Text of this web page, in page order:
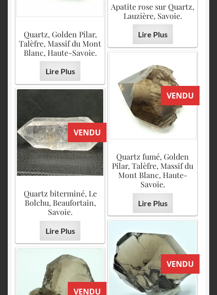
Apatite rose sur Quartz,
Lauzière, Savoie.
Lire Plus
Quartz, Golden Pilar,
Talèfre, Massif du Mont
Blanc, Haute-Savoie.
Lire Plus
VENDU
Quartz fumé, Golden
Pilar, Talèfre, Massif du
Mont Blanc, Haute-
Savoie.
Lire Plus
VENDU
Quartz biterminé, Le
Bolchu, Beaufortain,
Savoie.
Lire Plus
VENDU
VENDU